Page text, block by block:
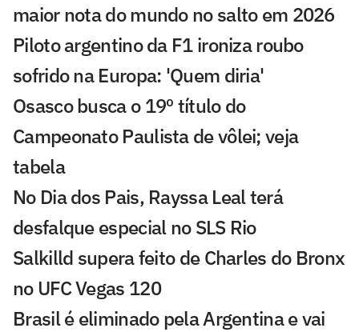
maior nota do mundo no salto em 2026
Piloto argentino da F1 ironiza roubo
sofrido na Europa: 'Quem diria'
Osasco busca o 19º título do
Campeonato Paulista de vôlei; veja
tabela
No Dia dos Pais, Rayssa Leal terá
desfalque especial no SLS Rio
Salkilld supera feito de Charles do Bronx
no UFC Vegas 120
Brasil é eliminado pela Argentina e vai